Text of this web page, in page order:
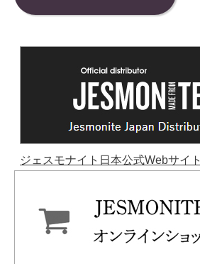
ジェスモナイト日本公式Webサイト